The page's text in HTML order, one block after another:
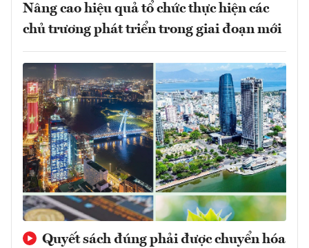
Nâng cao hiệu quả tổ chức thực hiện các
chủ trương phát triển trong giai đoạn mới
Quyết sách đúng phải được chuyển hóa